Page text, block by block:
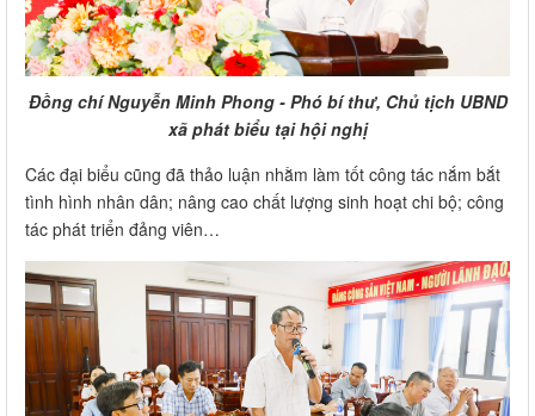
Đồng chí Nguyễn Minh Phong - Phó bí thư, Chủ tịch UBND
xã phát biểu tại hội nghị
Các đại biểu cũng đã thảo luận nhằm làm tốt công tác nắm bắt
tình hình nhân dân; nâng cao chất lượng sinh hoạt chi bộ; công
tác phát triển đảng viên…